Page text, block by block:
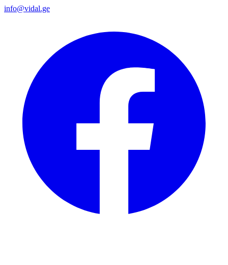
info@vidal.ge